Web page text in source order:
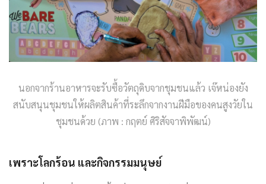
นอกจากร้านอาหารจะรับซื้อวัตถุดิบจากชุมชนแล้ว เจ๊หน่องยัง
สนับสนุนชุมชนให้ผลิตสินค้าที่ระลึกจากงานฝีมือของคนสูงวัยใน
ชุมชนด้วย (ภาพ : กฤตย์ ศิริสัจจาพิพัฒน์)
เพราะโลกร้อน และกิจกรรมมนุษย์